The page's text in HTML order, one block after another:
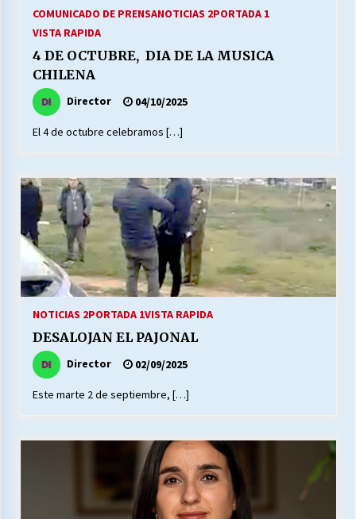
LABORAL:
25/06/2026
¿Qué habrían dicho?
23/06/2026
VOLVER A SER ALTERNATIVA
16/06/2026
MUNICIPALIDADES, HONORARIOS, DESPIDOS
S.O.S. a los ricos, Save Our Souls (Salvar
Nuestras Almas)
30/04/2026
COMUNICADO DE PRENSANOTICIAS 2PORTADA 1
VISTA RAPIDA
4 DE OCTUBRE, DIA DE LA MUSICA
CHILENA
Director 04/10/2025
El 4 de octubre celebramos […]
NOTICIAS 2PORTADA 1VISTA RAPIDA
DESALOJAN EL PAJONAL
Director 02/09/2025
Este marte 2 de septiembre, […]